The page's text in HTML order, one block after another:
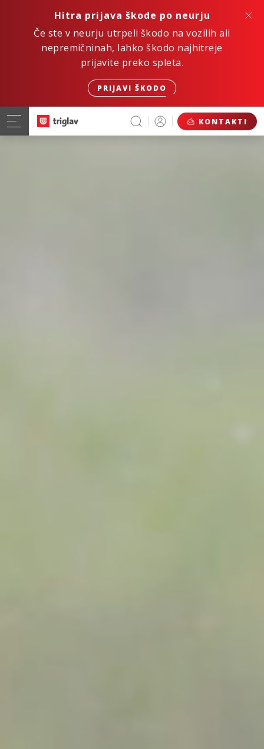
Hitra prijava škode po neurju
Če ste v neurju utrpeli škodo na vozilih ali
nepremičninah, lahko škodo najhitreje
prijavite preko spleta.
PRIJAVI ŠKODO
KONTAKTI